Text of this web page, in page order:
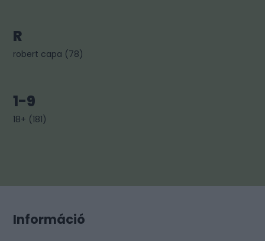
R
robert capa (78)
1-9
18+ (181)
Információ